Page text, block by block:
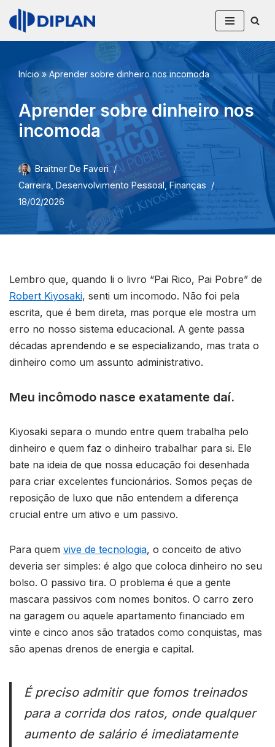
Pular
Início » Aprender sobre dinheiro nos incomoda
Aprender sobre dinheiro nos
incomoda
Braitner De Faveri
Carreira Desenvolvimento Pessoal,Finanças
18/02/2026
Lembro que, quando li o livro “Pai Rico, Pai Pobre” de
Robert Kiyosaki, senti um incomodo. Não foi pela
escrita, que é bem direta, mas porque ele mostra um
erro no nosso sistema educacional. A gente passa
décadas aprendendo e se especializando, mas trata o
dinheiro como um assunto administrativo.
Meu incômodo nasce exatamente daí.
Kiyosaki separa o mundo entre quem trabalha pelo
dinheiro e quem faz o dinheiro trabalhar para si. Ele
bate na ideia de que nossa educação foi desenhada
para criar excelentes funcionários. Somos peças de
reposição de luxo que não entendem a diferença
crucial entre um ativo e um passivo.
Para quem vive de tecnologia, o conceito de ativo
deveria ser simples: é algo que coloca dinheiro no seu
bolso. O passivo tira. O problema é que a gente
mascara passivos com nomes bonitos. O carro zero
na garagem ou aquele apartamento financiado em
vinte e cinco anos são tratados como conquistas, mas
são apenas drenos de energia e capital.
É preciso admitir que fomos treinados
para a corrida dos ratos, onde qualquer
aumento de salário é imediatamente